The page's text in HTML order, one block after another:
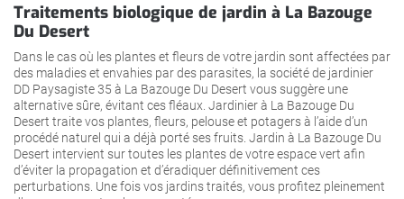
Traitements biologique de jardin à La Bazouge
Du Desert
Dans le cas où les plantes et fleurs de votre jardin sont affectées par
des maladies et envahies par des parasites, la société de jardinier
DD Paysagiste 35 à La Bazouge Du Desert vous suggère une
alternative sûre, évitant ces fléaux. Jardinier à La Bazouge Du
Desert traite vos plantes, fleurs, pelouse et potagers à l’aide d’un
procédé naturel qui a déjà porté ses fruits. Jardin à La Bazouge Du
Desert intervient sur toutes les plantes de votre espace vert afin
d’éviter la propagation et d’éradiquer définitivement ces
perturbations. Une fois vos jardins traités, vous profitez pleinement